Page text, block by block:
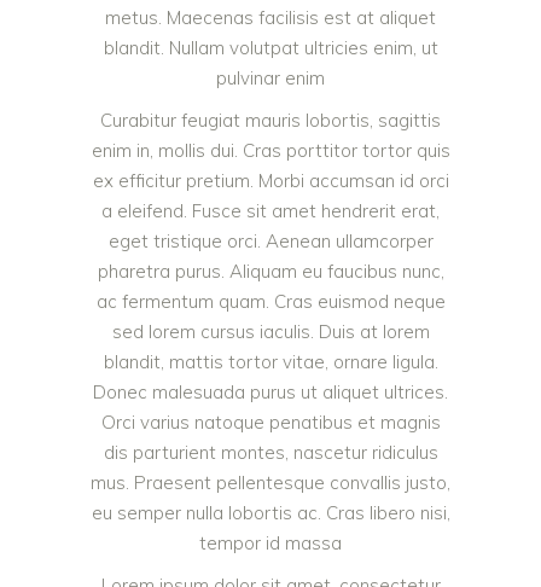
metus. Maecenas facilisis est at aliquet
blandit. Nullam volutpat ultricies enim, ut
pulvinar enim
Curabitur feugiat mauris lobortis, sagittis
enim in, mollis dui. Cras porttitor tortor quis
ex efficitur pretium. Morbi accumsan id orci
a eleifend. Fusce sit amet hendrerit erat,
eget tristique orci. Aenean ullamcorper
pharetra purus. Aliquam eu faucibus nunc,
ac fermentum quam. Cras euismod neque
sed lorem cursus iaculis. Duis at lorem
blandit, mattis tortor vitae, ornare ligula.
Donec malesuada purus ut aliquet ultrices.
Orci varius natoque penatibus et magnis
dis parturient montes, nascetur ridiculus
mus. Praesent pellentesque convallis justo,
eu semper nulla lobortis ac. Cras libero nisi,
tempor id massa